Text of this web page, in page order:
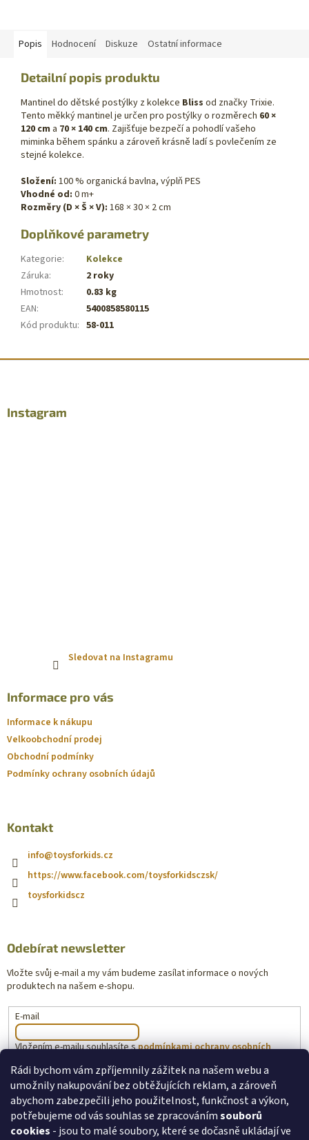
Rádi bychom vám zpříjemnily zážitek na našem webu a
umožnily nakupování bez obtěžujících reklam, a zároveň
abychom zabezpečili jeho použitelnost, funkčnost a výkon,
potřebujeme od vás souhlas se zpracovánímsouborů
cookies - jsou to malé soubory, které se dočasně ukládají ve
Popis Hodnocení Diskuze Ostatní informace
Detailní popis produktu
Mantinel do dětské postýlky z kolekce Bliss od značky Trixie.
Tento měkký mantinel je určen pro postýlky o rozměrech 60 ×
120 cm a 70 × 140 cm. Zajišťuje bezpečí a pohodlí vašeho
miminka během spánku a zároveň krásně ladí s povlečením ze
stejné kolekce.
Složení: 100 % organická bavlna, výplň PES
Vhodné od: 0 m+
Rozměry (D × Š × V): 168 × 30 × 2 cm
Doplňkové parametry
Kategorie:
Kolekce
Záruka:
2 roky
Hmotnost:
0.83 kg
EAN:
5400858580115
Kód produktu: 58-011
Instagram
Sledovat na Instagramu
Informace pro vás
Informace k nákupu
Velkoobchodní prodej
Obchodní podmínky
Podmínky ochrany osobních údajů
Kontakt
info@toysforkids.cz
https://www.facebook.com/toysforkidsczsk/
toysforkidscz
Odebírat newsletter
Vložte svůj e-mail a my vám budeme zasílat informace o nových
produktech na našem e-shopu.
E-mail
Vložením e-mailu souhlasíte spodmínkami ochrany osobních
PŘIHLÁSIT SE